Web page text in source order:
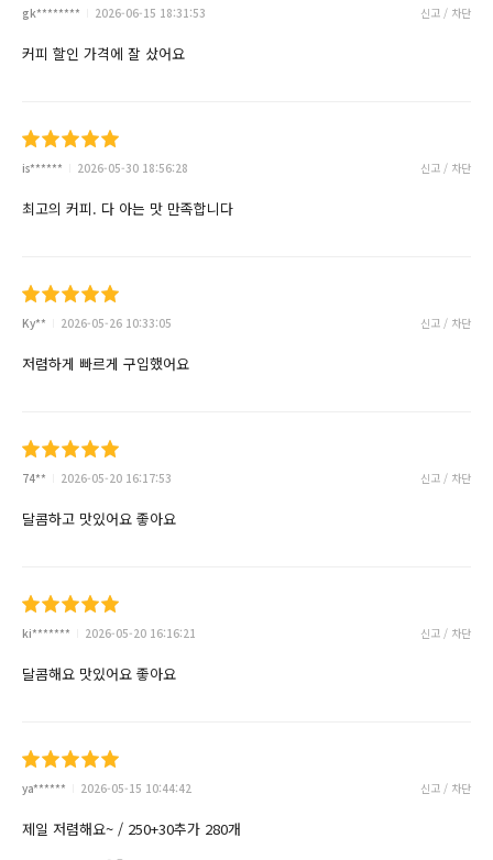
gk******** 2026-06-15 18:31:53 신고 / 차단
커피 할인 가격에 잘 샀어요
is****** 2026-05-30 18:56:28 신고 / 차단
최고의 커피. 다 아는 맛 만족합니다
Ky** 2026-05-26 10:33:05 신고 / 차단
저렴하게 빠르게 구입했어요
74** 2026-05-20 16:17:53 신고 / 차단
달콤하고 맛있어요 좋아요
ki******* 2026-05-20 16:16:21 신고 / 차단
달콤해요 맛있어요 좋아요
ya****** 2026-05-15 10:44:42 신고 / 차단
제일 저렴해요~ / 250+30추가 280개